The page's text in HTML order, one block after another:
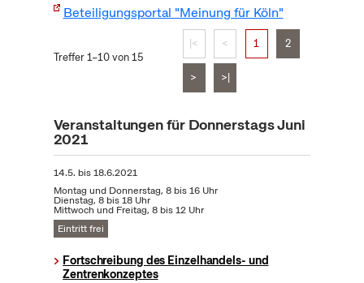
Beteiligungsportal "Meinung für Köln"
Treffer 1–10 von 15
|< < 1 2
> >|
Veranstaltungen für Donnerstags Juni
2021
14.5. bis18.6.2021
Montag und Donnerstag, 8 bis 16 Uhr
Dienstag, 8 bis 18 Uhr
Mittwoch und Freitag, 8 bis 12 Uhr
Eintritt frei
Fortschreibung des Einzelhandels- und
Zentrenkonzeptes